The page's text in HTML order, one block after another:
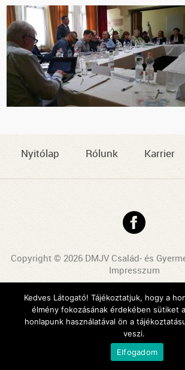
Nyitólap Rólunk Karrier
Copyright © 2026 DMJV Család- és
Impresszum
Arculattervezés, honlaptervezés:
Kedves Látogató! Tájékoztatjuk, hogy a
élmény fokozásának érdekében sütiket
honlapunk használatával ön a
veszi.
Elfogadom